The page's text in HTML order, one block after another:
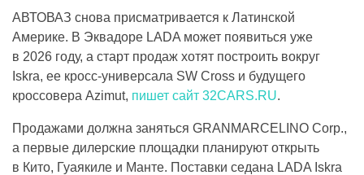
АВТОВАЗ снова присматривается к Латинской
Америке. В Эквадоре LADA может появиться уже
в 2026 году, а старт продаж хотят построить вокруг
Iskra, ее кросс-универсала SW Cross и будущего
кроссовера Azimut, пишет сайт 32CARS.RU.
Продажами должна заняться GRANMARCELINO Corp.,
а первые дилерские площадки планируют открыть
в Кито, Гуаякиле и Манте. Поставки седана LADA Iskra